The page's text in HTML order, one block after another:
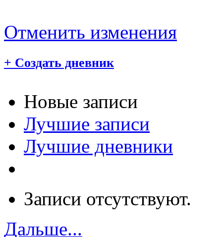
Отменить изменения
+ Создать дневник
Новые записи
Лучшие записи
Лучшие дневники
Записи отсутствуют.
Дальше...